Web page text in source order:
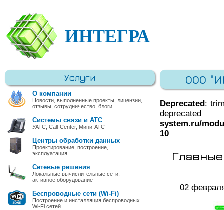
ИНТЕГРА
Услуги
О компании
Новости, выполненные проекты, лицензии,
отзывы, сотрудничество, блоги
Системы связи и АТС
УАТС, Call-Center, Мини-АТС
Центры обработки данных
Проектирование, построение,
эксплуатация
Сетевые решения
Локальные вычислительные сети,
активное оборудование
Беспроводные сети (Wi-Fi)
Построение и инсталляция беспроводных
Wi-Fi сетей
ООО
Deprecated:
system.ru/
10
02